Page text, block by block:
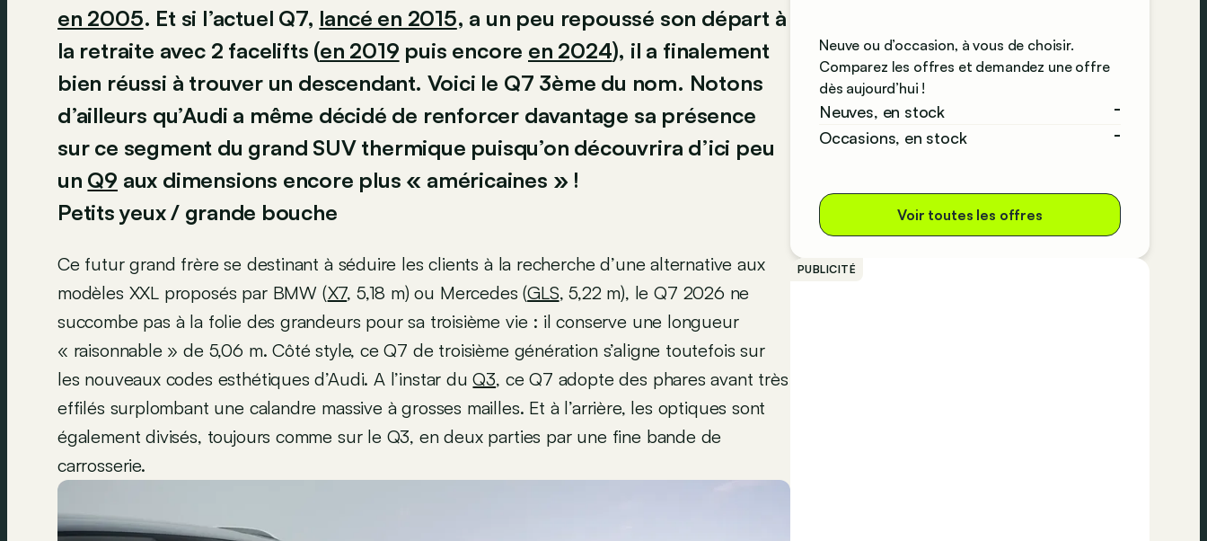
en 2005. Et si l’actuel Q7, lancé en 2015, a un peu repoussé son départ à
la retraite avec 2 facelifts (en 2019 puis encore en 2024), il a finalement
bien réussi à trouver un descendant. Voici le Q7 3ème du nom. Notons
d’ailleurs qu’Audi a même décidé de renforcer davantage sa présence
sur ce segment du grand SUV thermique puisqu’on découvrira d’ici peu
un Q9 aux dimensions encore plus « américaines » !
Petits yeux / grande bouche
Ce futur grand frère se destinant à séduire les clients à la recherche d’une alternative aux
modèles XXL proposés par BMW (X7, 5,18 m) ou Mercedes (GLS, 5,22 m), le Q7 2026 ne
succombe pas à la folie des grandeurs pour sa troisième vie : il conserve une longueur
« raisonnable » de 5,06 m. Côté style, ce Q7 de troisième génération s’aligne toutefois sur
les nouveaux codes esthétiques d’Audi. A l’instar duQ3, ce Q7 adopte des phares avant très
effilés surplombant une calandre massive à grosses mailles. Et à l’arrière, les optiques sont
également divisés, toujours comme sur le Q3, en deux parties par une fine bande de
carrosserie.
Neuve ou d’occasion, à vous de choisir.
Comparez les offres et demandez une offre
dès aujourd’hui !
Neuves, en stock
-
Occasions, en stock
-
Voir toutes les offres
PUBLICITÉ